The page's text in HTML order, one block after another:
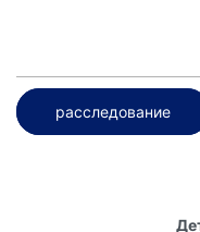
расследование